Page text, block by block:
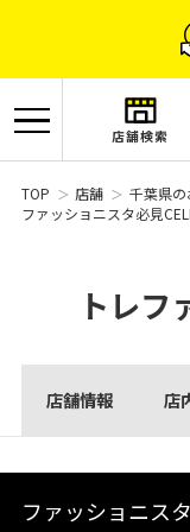
店舗検索
TOP 店舗 千葉県の
ファッショニスタ必見
トレフ
店舗情報 店
ファッショニス